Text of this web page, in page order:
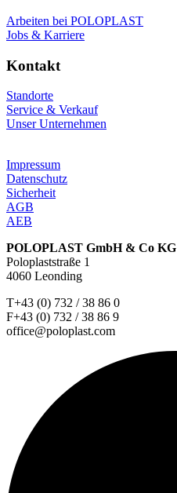
Arbeiten bei POLOPLAST
Jobs & Karriere
Kontakt
Standorte
Service & Verkauf
Unser Unternehmen
Impressum
Datenschutz
Sicherheit
AGB
AEB
POLOPLAST GmbH & Co KG
Poloplaststraße 1
4060 Leonding
T+43 (0) 732 / 38 86 0
F+43 (0) 732 / 38 86 9
office@poloplast.com